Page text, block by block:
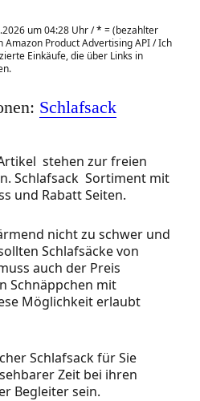
um 04:28 Uhr /* = (bezahlter
Amazon Product Advertising API / Ich
Einkäufe, die über Links in
Schlafsack
stehen zur freien
Schlafsack Sortiment mit
und Rabatt Seiten.
nicht zu schwer und
Schlafsäcke von
auch der Preis
Schnäppchen mit
Möglichkeit erlaubt
Schlafsack für Sie
Zeit bei ihren
Begleiter sein.